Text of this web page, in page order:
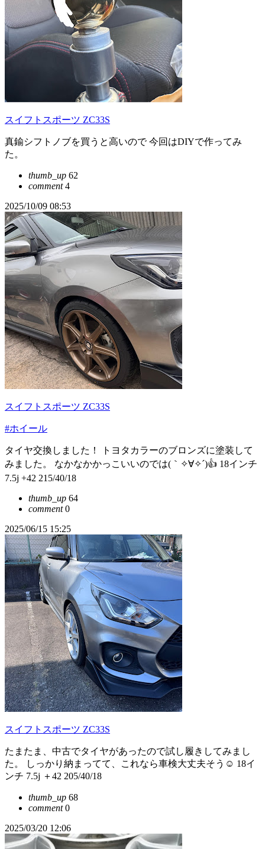
スイフトスポーツ ZC33S
真鍮シフトノブを買うと高いので 今回はDIYで作ってみ
た。
thumb_up 62
comment4
2025/10/09 08:53
スイフトスポーツ ZC33S
#ホイール
タイヤ交換しました！ トヨタカラーのブロンズに塗装して
みました。 なかなかかっこいいのでは(｀✧∀✧´)👍 18インチ
7.5j +42 215/40/18
thumb_up 64
comment0
2025/06/15 15:25
スイフトスポーツ ZC33S
たまたま、中古でタイヤがあったので試し履きしてみまし
た。 しっかり納まってて、これなら車検大丈夫そう☺️ 18イ
ンチ 7.5j ＋42 205/40/18
thumb_up 68
comment0
2025/03/20 12:06